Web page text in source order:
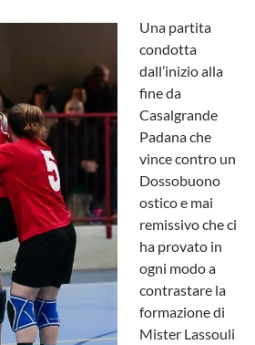
Una partita
condotta
dall’inizio alla
fine da
Casalgrande
Padana che
vince contro un
Dossobuono
ostico e mai
remissivo che ci
ha provato in
ogni modo a
contrastare la
formazione di
Mister Lassouli